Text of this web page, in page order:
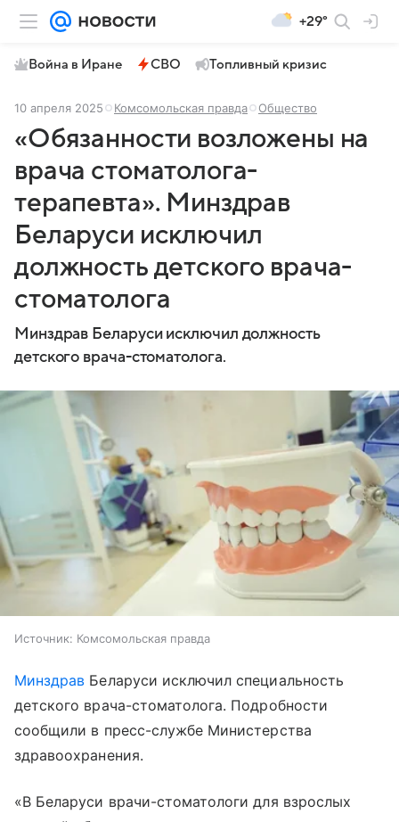
+29°
Война в Иране СВО Топливный кризис
10 апреля 2025 Комсомольская правда Общество
«Обязанности возложены на
врача стоматолога-
терапевта». Минздрав
Беларуси исключил
должность детского врача-
стоматолога
Минздрав Беларуси исключил должность
детского врача-стоматолога.
Источник: Комсомольская правда
Минздрав Беларуси исключил специальность
детского врача-стоматолога. Подробности
сообщили в пресс-службе Министерства
здравоохранения.
«В Беларуси врачи-стоматологи для взрослых